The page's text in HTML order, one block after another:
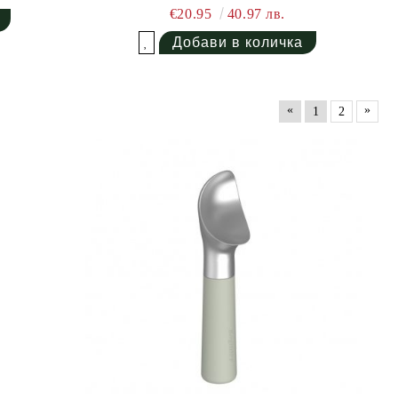
€20.95
40.97 лв.
« 1 2 »